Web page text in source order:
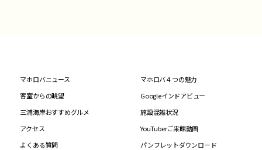
マホロバニュース
マホロバ４つの魅力
客室からの眺望
Googleインドアビュー
三浦海岸おすすめグルメ
施設混雑状況
アクセス
YouTuberご来館動画
よくある質問
パンフレットダウンロード